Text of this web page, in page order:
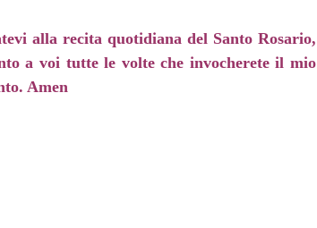
alla recita quotidiana del Santo Rosario,
a voi tutte le volte che invocherete il mio
Amen